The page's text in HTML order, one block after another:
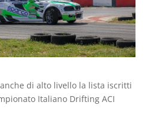
di alto livello la lista iscritti
Italiano Drifting ACI